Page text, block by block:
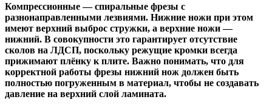
Компрессионные— спиральные фрезы с
разнонаправленными лезвиями. Нижние ножи при этом
имеют верхний выброс стружки, а верхние ножи —
нижний. В совокупности это гарантирует отсутствие
сколов на ЛДСП, поскольку режущие кромки всегда
прижимают плёнку к плите. Важно понимать, что для
корректной работы фрезы нижний нож должен быть
полностью погруженным в материал, чтобы не создавать
давление на верхний слой ламината.